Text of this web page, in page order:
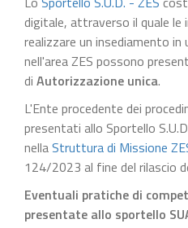
digitale, attraverso il quale le
realizzare un insediamento
nell'area ZES possono
di Autorizzazione unica.
L'Ente procedente dei
presentati allo Sportello
nellaStruttura di Missione
124/2023 al fine del rilascio
Eventuali pratiche di
presentate allo sportello